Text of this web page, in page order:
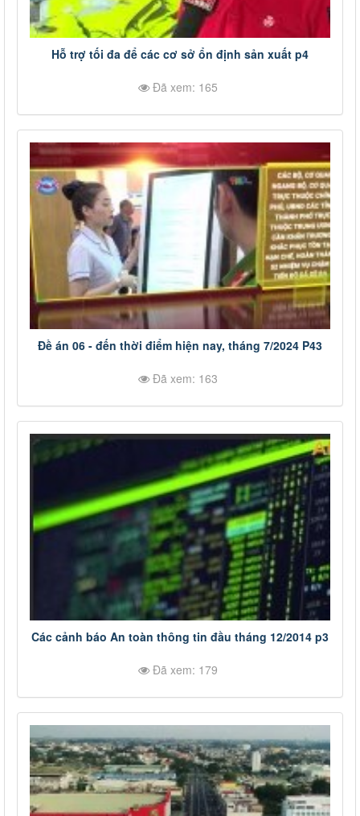
Hỗ trợ tối đa để các cơ sở ổn định sản xuất p4
Đã xem: 165
Đề án 06 - đến thời điểm hiện nay, tháng 7/2024 P43
Đã xem: 163
Các cảnh báo An toàn thông tin đầu tháng 12/2014 p3
Đã xem: 179